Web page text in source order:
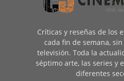
Críticas y reseñas de los
cada fin de semana,
televisión. Toda la
séptimo arte, las series y
diferentes